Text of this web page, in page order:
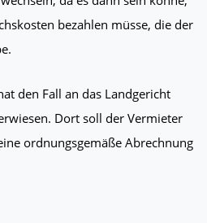
bezahlen müsse, die der
den Fall an das Landgericht
Dort soll der Vermieter
ordnungsgemäße Abrechnung